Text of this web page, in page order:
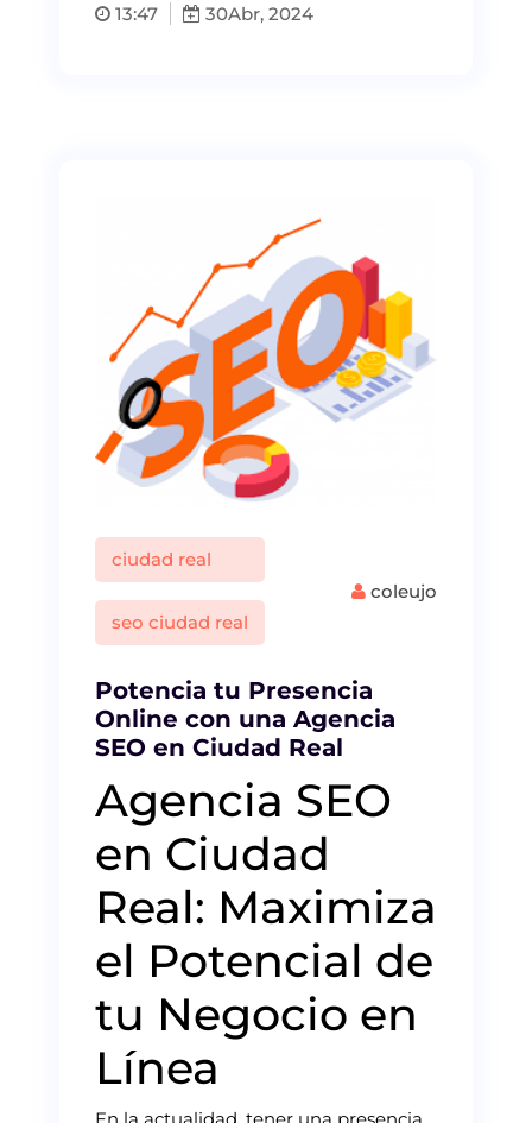
13:47
30Abr, 2024
ciudad real
seo ciudad real
coleujo
Potencia tu Presencia
Online con una Agencia
SEO en Ciudad Real
Agencia SEO
en Ciudad
Real: Maximiza
el Potencial de
tu Negocio en
Línea